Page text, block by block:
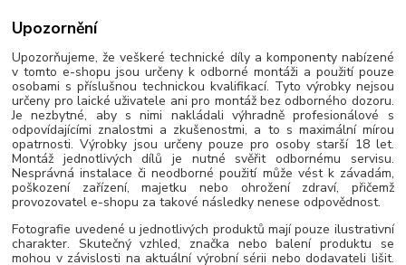
Upozornění
Upozorňujeme, že veškeré technické díly a komponenty nabízené
v tomto e-shopu jsou určeny k odborné montáži a použití pouze
osobami s příslušnou technickou kvalifikací. Tyto výrobky nejsou
určeny pro laické uživatele ani pro montáž bez odborného dozoru.
Je nezbytné, aby s nimi nakládali výhradně profesionálové s
odpovídajícími znalostmi a zkušenostmi, a to s maximální mírou
opatrnosti. Výrobky jsou určeny pouze pro osoby starší 18 let.
Montáž jednotlivých dílů je nutné svěřit odbornému servisu.
Nesprávná instalace či neodborné použití může vést k závadám,
poškození zařízení, majetku nebo ohrožení zdraví, přičemž
provozovatel e-shopu za takové následky nenese odpovědnost.
Fotografie uvedené u jednotlivých produktů mají pouze ilustrativní
charakter. Skutečný vzhled, značka nebo balení produktu se
mohou v závislosti na aktuální výrobní sérii nebo dodavateli lišit.